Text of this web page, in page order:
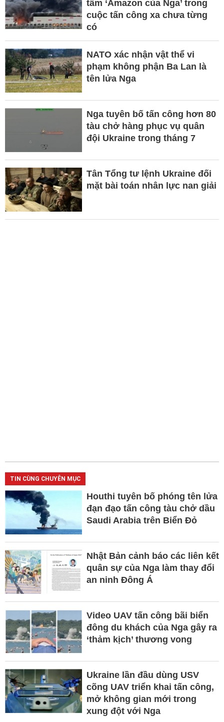
tâm ‘Amazon của Nga’ trong
cuộc tấn công xa chưa từng
có
NATO xác nhận vật thể vi
phạm không phận Ba Lan là
tên lửa Nga
Nga tuyên bố tấn công hơn 80
tàu chở hàng phục vụ quân
đội Ukraine trong tháng 7
Tân Tổng tư lệnh Ukraine đối
mặt bài toán nhân lực nan giải
TIN CÙNG CHUYÊN MỤC
Houthi tuyên bố phóng tên lửa
đạn đạo tấn công tàu chở dầu
Saudi Arabia trên Biển Đỏ
Nhật Bản cảnh báo các liên kết
quân sự của Nga làm thay đổi
an ninh Đông Á
Video UAV tấn công bãi biển
đông du khách của Nga gây ra
‘thảm kịch’ thương vong
Ukraine lần đầu dùng USV
cõng UAV triển khai tấn công,
mở không gian mới trong
xung đột với Nga